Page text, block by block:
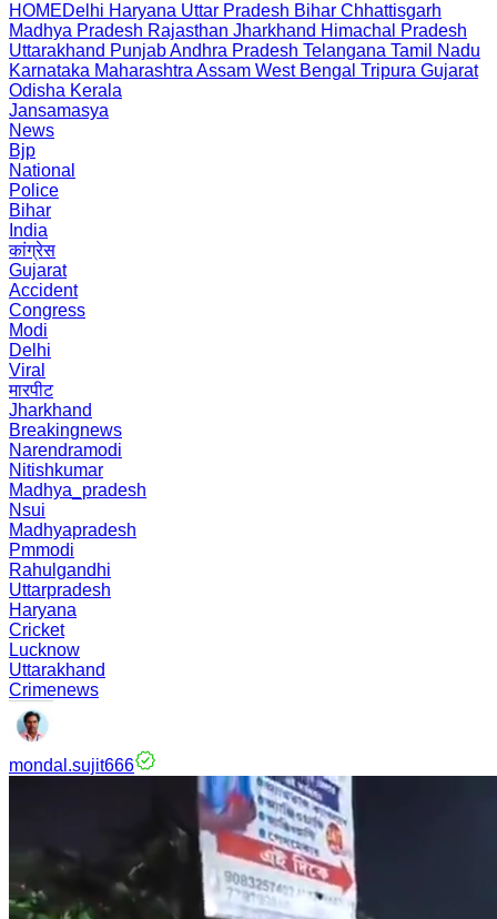
HOMEDelhi Haryana Uttar Pradesh Bihar Chhattisgarh
Madhya Pradesh Rajasthan Jharkhand Himachal Pradesh
Uttarakhand PunjabAndhra Pradesh Telangana Tamil Nadu
Karnataka Maharashtra Assam West Bengal Tripura Gujarat
Odisha Kerala
Jansamasya
News
Bjp
National
Police
Bihar
India
कांग्रेस
Gujarat
Accident
Congress
Modi
Delhi
Viral
मारपीट
Jharkhand
Breakingnews
Narendramodi
Nitishkumar
Madhya_pradesh
Nsui
Madhyapradesh
Pmmodi
Rahulgandhi
Uttarpradesh
Haryana
Cricket
Lucknow
Uttarakhand
Crimenews
mondal.sujit666